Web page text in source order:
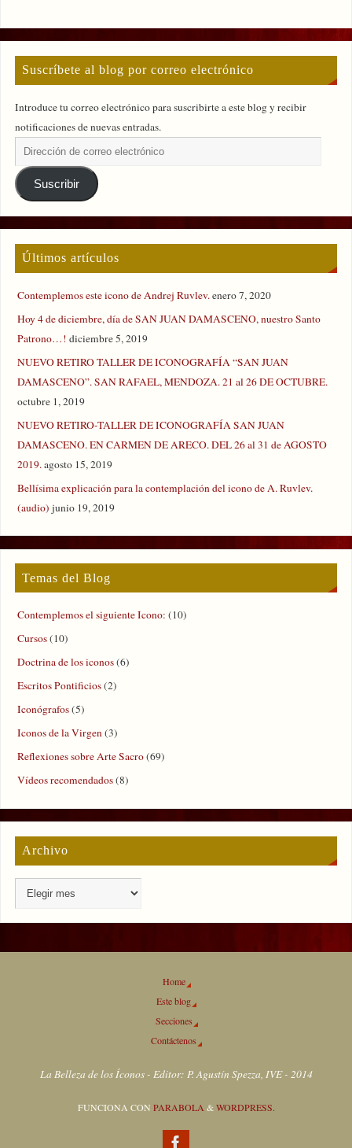
Suscríbete al blog por correo electrónico
Introduce tu correo electrónico para suscribirte a este blog y recibir
notificaciones de nuevas entradas.
Suscribir
Últimos artículos
Contemplemos este icono de Andrej Ruvlev.enero 7, 2020
Hoy 4 de diciembre, día de SAN JUAN DAMASCENO, nuestro Santo
Patrono…! diciembre 5, 2019
NUEVO RETIRO TALLER DE ICONOGRAFÍA “SAN JUAN
DAMASCENO”. SAN RAFAEL, MENDOZA. 21 al 26 DE OCTUBRE.
octubre 1, 2019
NUEVO RETIRO-TALLER DE ICONOGRAFÍA SAN JUAN
DAMASCENO. EN CARMEN DE ARECO. DEL 26 al 31 de AGOSTO
2019.agosto 15, 2019
Bellísima explicación para la contemplación del icono de A. Ruvlev.
(audio) junio 19, 2019
Temas del Blog
Contemplemos el siguiente Icono: (10)
Cursos(10)
Doctrina de los iconos(6)
Escritos Pontificios(2)
Iconógrafos(5)
Iconos de la Virgen(3)
Reflexiones sobre Arte Sacro(69)
Vídeos recomendados(8)
Archivo
Home
Este blog
Secciones
Contáctenos
La Belleza de los Íconos - Editor: P. Agustín Spezza, IVE - 2014
FUNCIONA CON PARABOLA &WORDPRESS.